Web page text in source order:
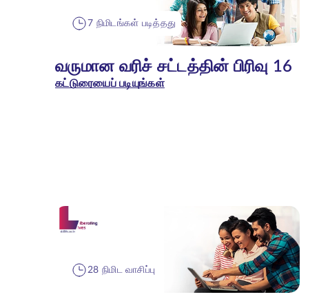
7 நிமிடங்கள் படித்தது
வருமான வரிச் சட்டத்தின் பிரிவு 16
கட்டுரையைப் படியுங்கள்
28 நிமிட வாசிப்பு